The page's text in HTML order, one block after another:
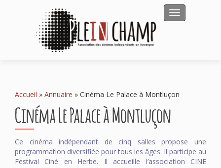
Afficher/
Accueil » Annuaire » Cinéma Le Palace à Montluçon
Cinéma Le Palace à Montluçon
Ce cinéma indépendant de cinq salles propose une
programmation diversifiée pour tous les âges. Il participe au
Festival Ciné en Herbe. Il accueille l’association CINE